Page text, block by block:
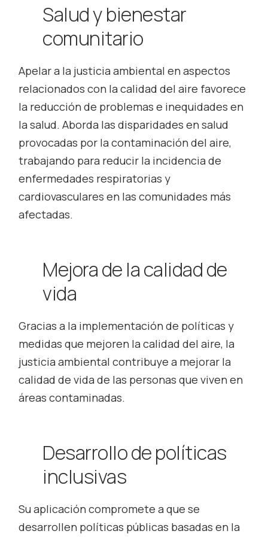
Salud y bienestar
comunitario
Apelar a la justicia ambiental en aspectos
relacionados con la calidad del aire favorece
la reducción de problemas e inequidades en
la salud. Aborda las disparidades en salud
provocadas por la contaminación del aire,
trabajando para reducir la incidencia de
enfermedades respiratorias y
cardiovasculares en las comunidades más
afectadas.
Mejora de la calidad de
vida
Gracias a la implementación de políticas y
medidas que mejoren la calidad del aire, la
justicia ambiental contribuye a mejorar la
calidad de vida de las personas que viven en
áreas contaminadas.
Desarrollo de políticas
inclusivas
Su aplicación compromete a que se
desarrollen políticas públicas basadas en la